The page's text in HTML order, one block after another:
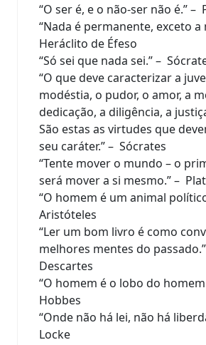
“O ser é, e o não-ser não é.” –
“Nada é permanente, exceto a
Heráclito de Éfeso
“Só sei que nada sei.” –
“O que deve caracterizar a
modéstia, o pudor, o amor, a
dedicação, a diligência, a
São estas as virtudes que
seu caráter.” – Sócrates
“Tente mover o mundo – o
será mover a si mesmo.” –
“O homem é um animal
Aristóteles
“Ler um bom livro é como
melhores mentes do
Descartes
“O homem é o lobo do
Hobbes
“Onde não há lei, não há
Locke